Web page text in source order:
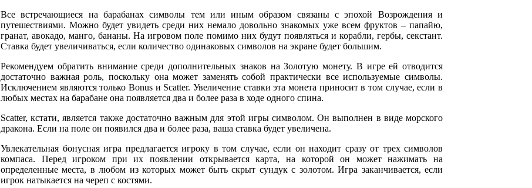
Все встречающиеся на барабанах символы тем или иным образом связаны с эпохой Возрождения и
путешествиями. Можно будет увидеть среди них немало довольно знакомых уже всем фруктов – папайю,
гранат, авокадо, манго, бананы. На игровом поле помимо них будут появляться и корабли, гербы, секстант.
Ставка будет увеличиваться, если количество одинаковых символов на экране будет большим.
Рекомендуем обратить внимание среди дополнительных знаков на Золотую монету. В игре ей отводится
достаточно важная роль, поскольку она может заменять собой практически все используемые символы.
Исключением являются только Bonus и Scatter. Увеличение ставки эта монета приносит в том случае, если в
любых местах на барабане она появляется два и более раза в ходе одного спина.
Scatter, кстати, является также достаточно важным для этой игры символом. Он выполнен в виде морского
дракона. Если на поле он появился два и более раза, ваша ставка будет увеличена.
Увлекательная бонусная игра предлагается игроку в том случае, если он находит сразу от трех символов
компаса. Перед игроком при их появлении открывается карта, на которой он может нажимать на
определенные места, в любом из которых может быть скрыт сундук с золотом. Игра заканчивается, если
игрок натыкается на череп с костями.